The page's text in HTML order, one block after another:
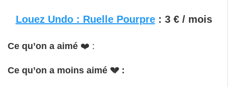
Louez Undo : Ruelle Pourpre: 3 € / mois
Ce qu’on a aimé ❤️ :
Ce qu’on a moins aimé 💔 :